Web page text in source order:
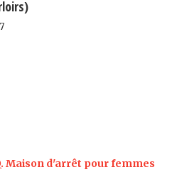
Maison d'arrêt pour femmes